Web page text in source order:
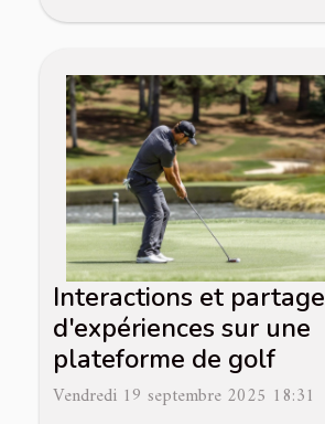
Interactions et partage
d'expériences sur une
plateforme de golf
Vendredi 19 septembre 2025 18:31